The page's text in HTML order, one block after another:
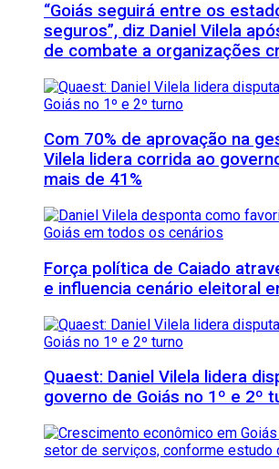
“Goiás seguirá entre os
seguros”, diz Daniel Vilela
de combate a organizações
Com 70% de aprovação na
Vilela lidera corrida ao
mais de 41%
Força política de Caiado
e influencia cenário eleitoral
Quaest: Daniel Vilela lidera
governo de Goiás no 1º e 2º